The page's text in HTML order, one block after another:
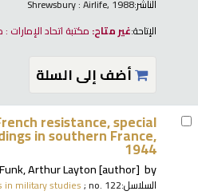
الناشر:Shrewsbury : Airlife, 1988
الإتاحة:غير متاح: مكتبة اتحاد
أضف إلى السلة
resistance, special
in southern France,
1944
by
Funk, Arthur Layton[author]
السلاسل: in military studies; no. 122